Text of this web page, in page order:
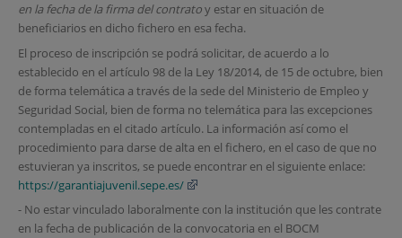
en la fecha de la firma del contratoy estar en situación de
beneficiarios en dicho fichero en esa fecha.
El proceso de inscripción se podrá solicitar, de acuerdo a lo
establecido en el artículo 98 de la Ley 18/2014, de 15 de octubre, bien
de forma telemática a través de la sede del Ministerio de Empleo y
Seguridad Social, bien de forma no telemática para las excepciones
contempladas en el citado artículo. La información así como el
procedimiento para darse de alta en el fichero, en el caso de que no
estuvieran ya inscritos, se puede encontrar en el siguiente enlace:
https://garantiajuvenil.sepe.es/
- No estar vinculado laboralmente con la institución que les contrate
en la fecha de publicación de la convocatoria en el BOCM